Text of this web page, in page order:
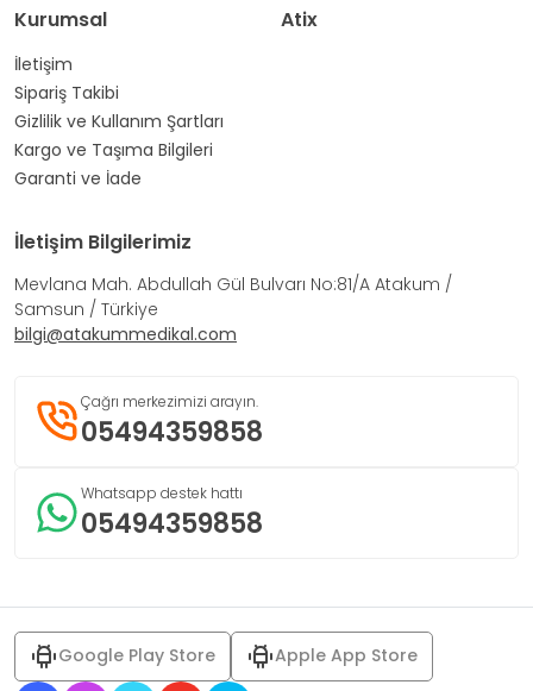
Kurumsal
İletişim
Sipariş Takibi
Gizlilik ve Kullanım Şartları
Kargo ve Taşıma Bilgileri
Garanti ve İade
Atix
İletişim Bilgilerimiz
Mevlana Mah. Abdullah Gül Bulvarı No:81/A Atakum /
Samsun / Türkiye
bilgi@atakummedikal.com
Çağrı merkezimizi arayın.
05494359858
Whatsapp destek hattı
05494359858
Google Play Store Apple App Store